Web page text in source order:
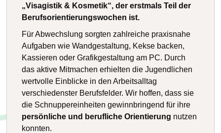
„Visagistik & Kosmetik“, der erstmals Teil der
Berufsorientierungswochen ist.
Für Abwechslung sorgten zahlreiche praxisnahe
Aufgaben wie Wandgestaltung, Kekse backen,
Kassieren oder Grafikgestaltung am PC. Durch
das aktive Mitmachen erhielten die Jugendlichen
wertvolle Einblicke in den Arbeitsalltag
verschiedenster Berufsfelder. Wir hoffen, dass sie
die Schnuppereinheiten gewinnbringend für ihre
persönliche und berufliche Orientierung nutzen
konnten.